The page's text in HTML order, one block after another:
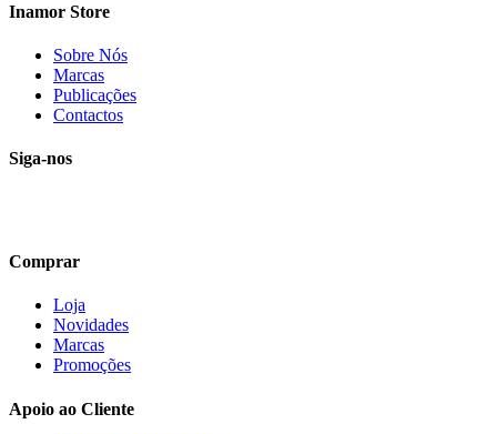
Inamor Store
Sobre Nós
Marcas
Publicações
Contactos
Siga-nos
Comprar
Loja
Novidades
Marcas
Promoções
Apoio ao Cliente